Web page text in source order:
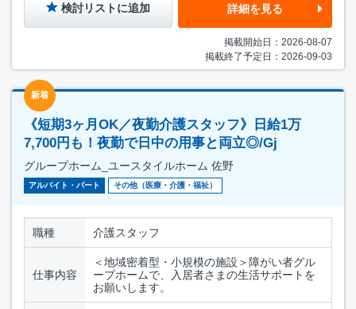
検討リストに追加 詳細を見る
掲載開始日：2026-08-07
掲載終了予定日：2026-09-03
新着
《短期3ヶ月OK／夜勤介護スタッフ》日給1万
7,700円も！夜勤で日中の用事と両立◎/Gj
グループホーム_ユースタイルホーム 佐野
アルバイト・パート その他（医療・介護・福祉）
職種 介護スタッフ
仕事内容
＜地域密着型・小規模の施設＞障がい者グル
ープホームで、入居者さまの生活サポートを
お願いします。